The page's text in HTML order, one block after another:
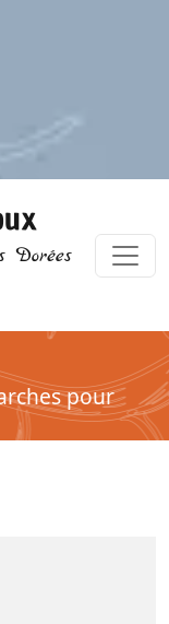
Dorées
pour